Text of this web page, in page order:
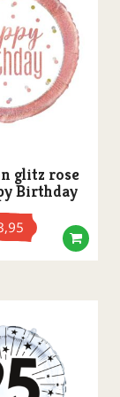
glitz rose
Birthday